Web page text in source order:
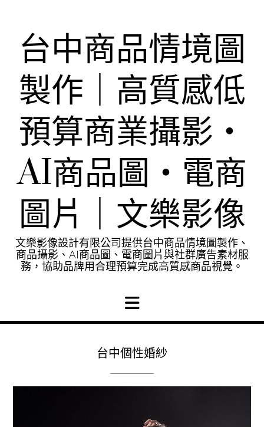
台中商品情境圖
製作｜高質感低
預算商業攝影・
AI商品圖・電商
圖片｜文樂影像
文樂影像設計有限公司提供台中商品情境圖製作、
商品攝影、AI商品圖、電商圖片與社群廣告素材服
務，協助品牌用合理預算完成高質感商品視覺。
台中個性婚紗